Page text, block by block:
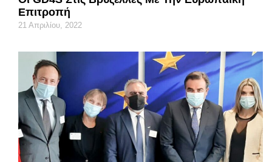
Επιτροπή
21 Απριλίου, 2022